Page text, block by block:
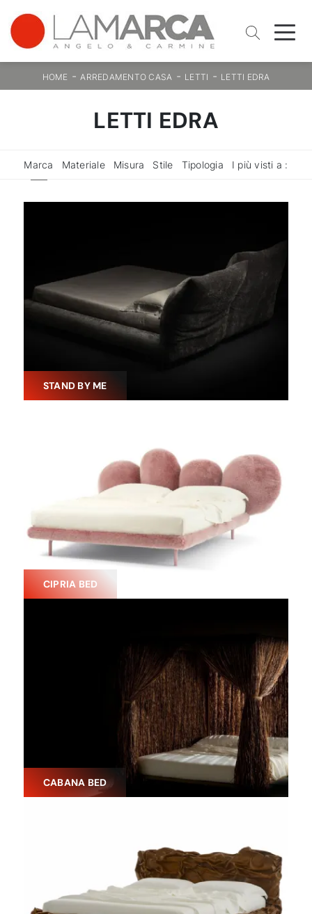
HOME -ARREDAMENTO CASA - LETTI - LETTI EDRA
LETTI EDRA
Marca Materiale Misura Stile Tipologia I più visti a :
STAND BY ME
CIPRIA BED
CABANA BED